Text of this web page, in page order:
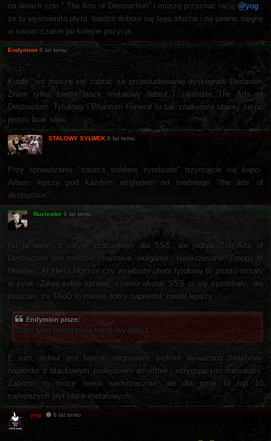
na dniach szło " The Arts of Destruction" i muszę przyznać rację @yog,
że to wyśmienita płyta, bardzo dobrze się tego słucha i na pewno sięgnę
w swoim czasie po kolejne pozycje.
Endymion 8 lat temu
Kurde, też muszę się zabrać za przestudiowanie dyskografii Desaster.
Znam tylko średni black metalowy debiut i zajebiste The Arts of
Destruction. Tytułowy i Phantom Funeral to tak znakomite utwory że po
prostu brak słów.
STALOWY SYLWEK 8 lat temu
Przy sprawdzaniu "satan's soldiers syndicate" trzymajcie się kapci.
Album lepszy pod każdym względem od średniego "the arts of
destruction".
Nucleator 8 lat temu
No ja wiem, z całym szacunkiem dla SSS, ale jednak The Arts of
Destruction jest bardziej chamskie, wulgarne i nieokrzesane. Troops of
Heathen, At Hell's Horizon czy wyjebisty utwór tytułowy to prostu strzały
w pysk. Zdaję sobie sprawę, czemu akurat SSS ci się spodobało, ale
uważam, że TAoD to równie dobry napierdol, nawet lepszy.
Endymion pisze:
Znam tylko średni black metalowy debiut
E tam, debiut jest fajnym nagraniem, pięknie wyważono thrashowy
napierdol z blackowym podejściem do riffów i intrygującymi melodiami.
Zabrzmi to może nieco niedorzecznie, ale dla mnie to top 10
najlepszych płyt black metalowych.
yog 8 lat temu